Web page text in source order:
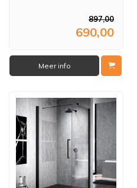
897,00
690,00
Meer info